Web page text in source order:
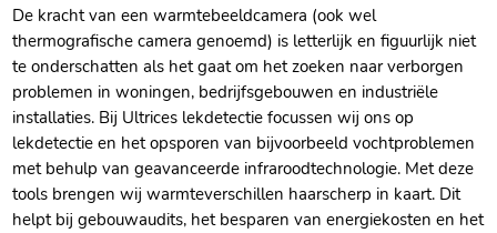
De kracht van een warmtebeeldcamera (ook wel
thermografische camera genoemd) is letterlijk en figuurlijk niet
te onderschatten als het gaat om het zoeken naar verborgen
problemen in woningen, bedrijfsgebouwen en industriële
installaties.​ Bij Ultrices lekdetectie focussen wij ons op
lekdetectie en het opsporen van bijvoorbeeld vochtproblemen
met behulp van geavanceerde infraroodtechnologie.​ Met deze
tools brengen wij warmteverschillen haarscherp in kaart.​ Dit
helpt bij gebouwaudits, het besparen van energiekosten en het